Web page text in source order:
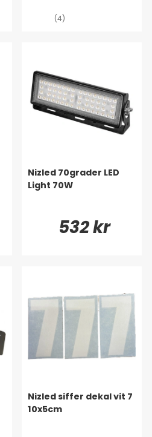
(4)
Nizled 70grader LED
Light 70W
532 kr
Nizled siffer dekal vit 7
10x5cm